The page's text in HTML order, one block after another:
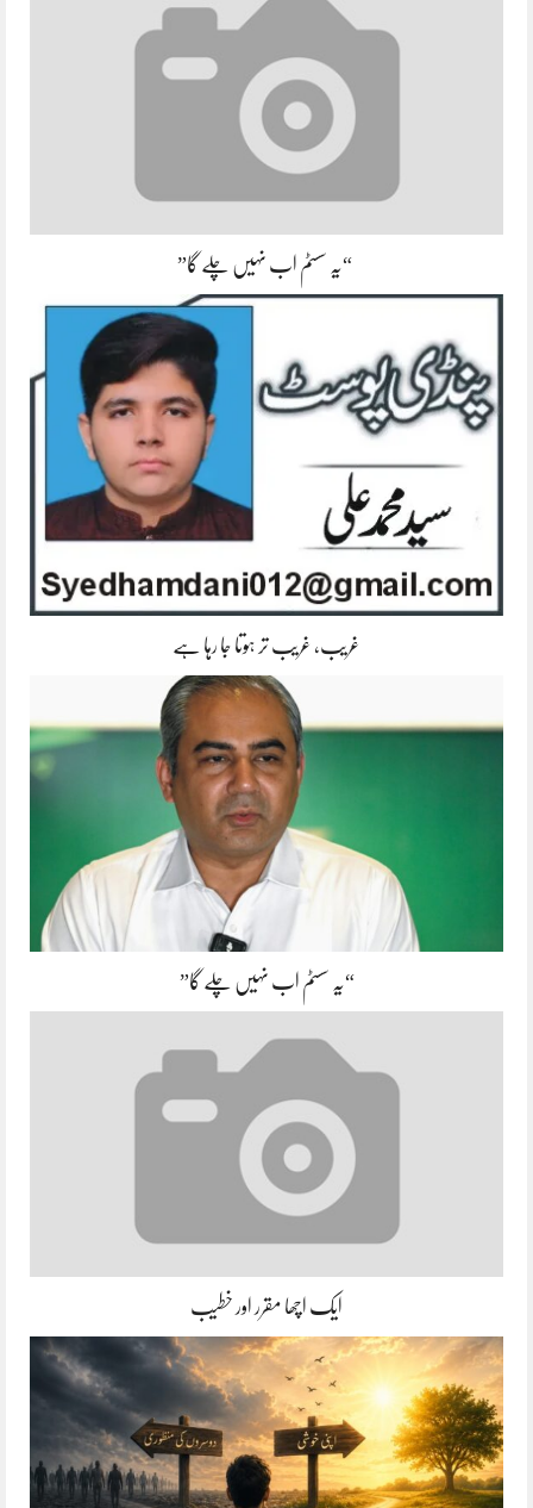
“یہ سسٹم اب نہیں چلے گا”
غریب، غریب تر ہوتا جا رہا ہے
“یہ سسٹم اب نہیں چلے گا”
ایک اچھا مقرر اور خطیب